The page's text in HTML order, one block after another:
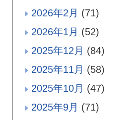
2026年2月 (71)
2026年1月 (52)
2025年12月 (84)
2025年11月 (58)
2025年10月 (47)
2025年9月 (71)